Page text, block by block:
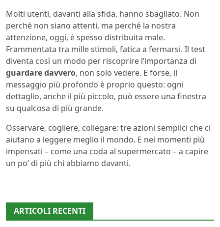
Molti utenti, davanti alla sfida, hanno sbagliato. Non
perché non siano attenti, ma perché la nostra
attenzione, oggi, è spesso distribuita male.
Frammentata tra mille stimoli, fatica a fermarsi. Il test
diventa così un modo per riscoprire l’importanza di
guardare davvero, non solo vedere. E forse, il
messaggio più profondo è proprio questo: ogni
dettaglio, anche il più piccolo, può essere una finestra
su qualcosa di più grande.
Osservare, cogliere, collegare: tre azioni semplici che ci
aiutano a leggere meglio il mondo. E nei momenti più
impensati – come una coda al supermercato – a capire
un po’ di più chi abbiamo davanti.
ARTICOLI RECENTI